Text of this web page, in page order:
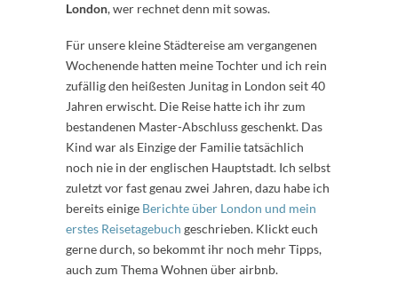
London, wer rechnet denn mit sowas.
Für unsere kleine Städtereise am vergangenen
Wochenende hatten meine Tochter und ich rein
zufällig den heißesten Junitag in London seit 40
Jahren erwischt. Die Reise hatte ich ihr zum
bestandenen Master-Abschluss geschenkt. Das
Kind war als Einzige der Familie tatsächlich
noch nie in der englischen Hauptstadt. Ich selbst
zuletzt vor fast genau zwei Jahren, dazu habe ich
bereits einige Berichte über London und mein
erstes Reisetagebuch geschrieben. Klickt euch
gerne durch, so bekommt ihr noch mehr Tipps,
auch zum Thema Wohnen über airbnb.